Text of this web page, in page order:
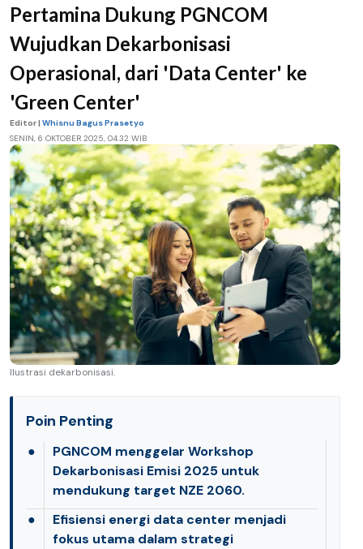
Pertamina Dukung PGNCOM
Wujudkan Dekarbonisasi
Operasional, dari 'Data Center' ke
'Green Center'
Editor | Whisnu Bagus Prasetyo
SENIN, 6 OKTOBER 2025, 04.32 WIB
Ilustrasi dekarbonisasi.
Poin Penting
●
PGNCOM menggelar Workshop
Dekarbonisasi Emisi 2025 untuk
mendukung target NZE 2060.
●
Efisiensi energi data center menjadi
fokus utama dalam strategi